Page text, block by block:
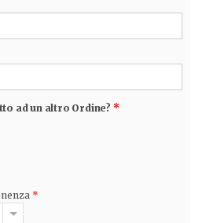
ad un altro Ordine? *
*